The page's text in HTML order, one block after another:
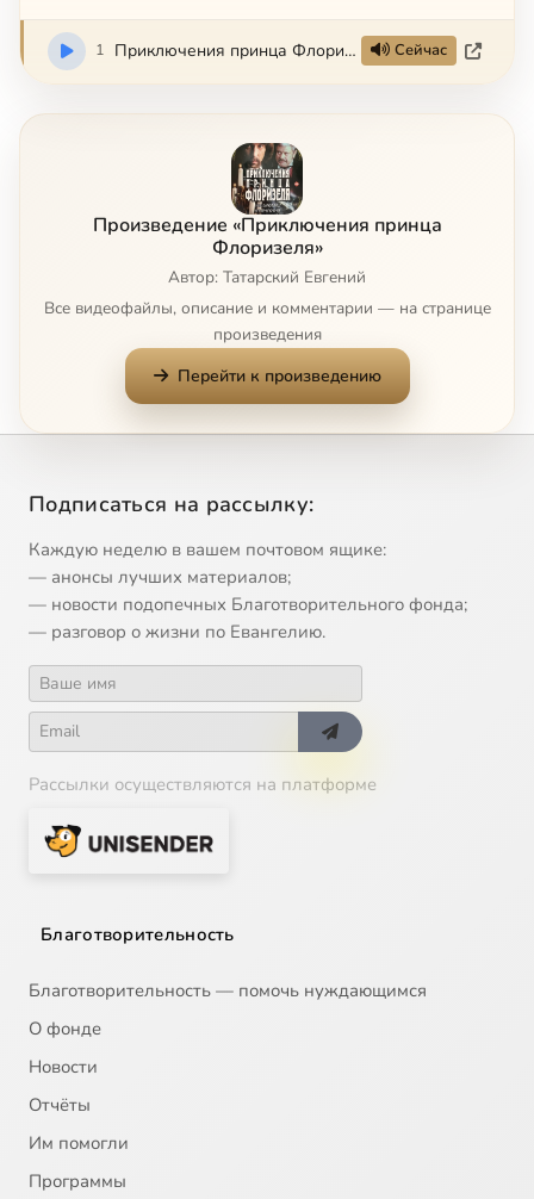
1 Приключения принца Флоризеля (1979, 16+) Сейчас
Произведение «Приключения принца
Флоризеля»
Автор: Татарский Евгений
Все видеофайлы, описание и комментарии — на странице
произведения
Перейти к произведению
Подписаться на рассылку:
Каждую неделю в вашем почтовом ящике:
— анонсы лучших материалов;
— новости подопечных Благотворительного фонда;
— разговор о жизни по Евангелию.
Рассылки осуществляются на платформе
Благотворительность
Благотворительность — помочь нуждающимся
О фонде
Новости
Отчёты
Им помогли
Программы